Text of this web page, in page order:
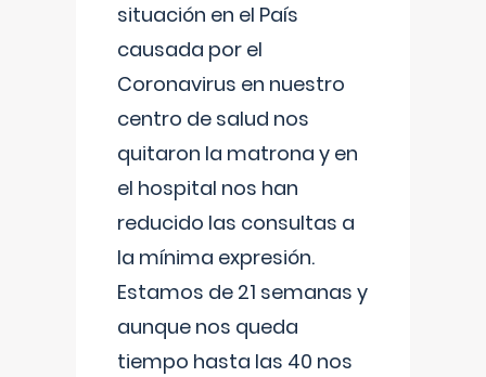
situación en el País
causada por el
Coronavirus en nuestro
centro de salud nos
quitaron la matrona y en
el hospital nos han
reducido las consultas a
la mínima expresión.
Estamos de 21 semanas y
aunque nos queda
tiempo hasta las 40 nos